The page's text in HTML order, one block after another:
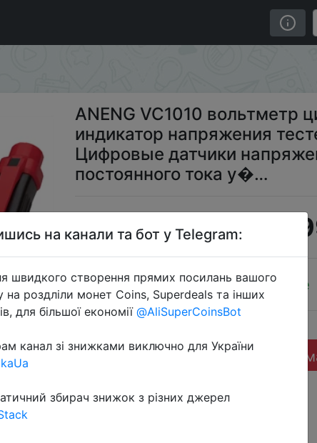
индикатор напряжения тестер напряжения
ANENG VC1010 вольтметр
индикатор напряжения
Цифровые датчики
постоянного тока у�…
Sale
Перейти до
на канали та бот у Telegram:
швидкого створення прямих посилань вашого
на роздліли монет Coins, Superdeals та інших
для більшої економії @AliSuperCoinsBot
канал зі знижками виключно для України
збирач знижок з різних джерел